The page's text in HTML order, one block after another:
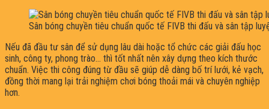
Sân bóng chuyền tiêu chuẩn quốc tế FIVB thi đấu và sân tập
Nếu đã đầu tư sân để sử dụng lâu dài hoặc tổ chức các giải đấu học
sinh, công ty, phong trào… thì tốt nhất nên xây dựng theo kích thước
chuẩn. Việc thi công đúng từ đầu sẽ giúp dễ dàng bố trí lưới, kẻ vạch,
đồng thời mang lại trải nghiệm chơi bóng thoải mái và chuyên nghiệp
hơn.